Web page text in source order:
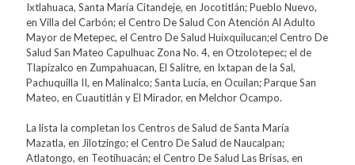
Ixtlahuaca, Santa María Citandeje, en Jocotitlán; Pueblo Nuevo,
en Villa del Carbón; el Centro De Salud Con Atención Al Adulto
Mayor de Metepec, el Centro De Salud Huixquilucan;el Centro De
Salud San Mateo Capulhuac Zona No. 4, en Otzolotepec; el de
Tlapizalco en Zumpahuacan, El Salitre, en Ixtapan de la Sal,
Pachuquilla II, en Malinalco; Santa Lucía, en Ocuilan; Parque San
Mateo, en Cuautitlán y El Mirador, en Melchor Ocampo.
La lista la completan los Centros de Salud de Santa María
Mazatla, en Jilotzingo; el Centro De Salud de Naucalpan;
Atlatongo, en Teotihuacán; el Centro De Salud Las Brisas, en